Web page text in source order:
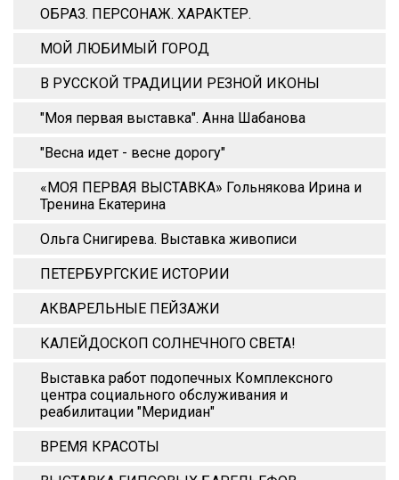
ОБРАЗ. ПЕРСОНАЖ. ХАРАКТЕР.
МОЙ ЛЮБИМЫЙ ГОРОД
В РУССКОЙ ТРАДИЦИИ РЕЗНОЙ ИКОНЫ
"Моя первая выставка". Анна Шабанова
"Весна идет - весне дорогу"
«МОЯ ПЕРВАЯ ВЫСТАВКА» Гольнякова Ирина и
Тренина Екатерина
Ольга Снигирева. Выставка живописи
ПЕТЕРБУРГСКИЕ ИСТОРИИ
АКВАРЕЛЬНЫЕ ПЕЙЗАЖИ
КАЛЕЙДОСКОП СОЛНЕЧНОГО СВЕТА!
Выставка работ подопечных Комплексного
центра социального обслуживания и
реабилитации "Меридиан"
ВРЕМЯ КРАСОТЫ